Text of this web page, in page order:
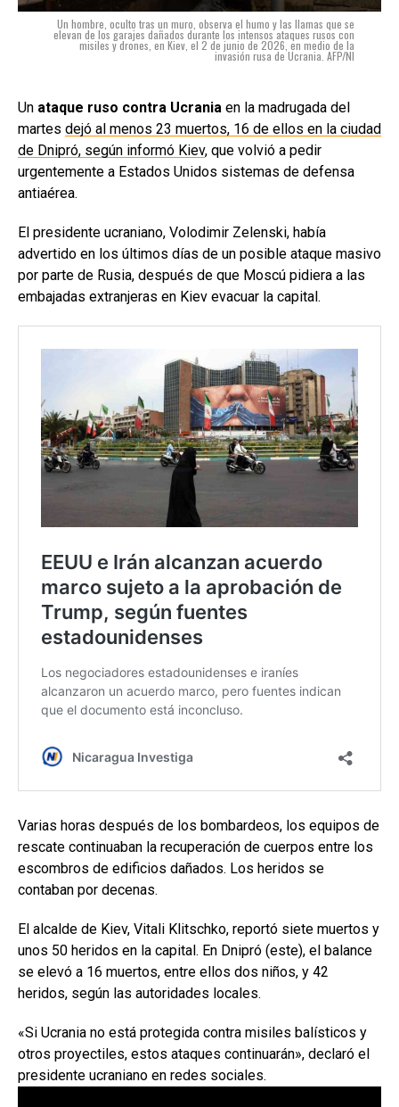
Un hombre, oculto tras un muro, observa el humo y las llamas que se
elevan de los garajes dañados durante los intensos ataques rusos con
misiles y drones, en Kiev, el 2 de junio de 2026, en medio de la
invasión rusa de Ucrania. AFP/NI
Un ataque ruso contra Ucrania en la madrugada del
martes dejó al menos 23 muertos, 16 de ellos en la ciudad
de Dnipró, según informó Kiev, que volvió a pedir
urgentemente a Estados Unidos sistemas de defensa
antiaérea.
El presidente ucraniano, Volodimir Zelenski, había
advertido en los últimos días de un posible ataque masivo
por parte de Rusia, después de que Moscú pidiera a las
embajadas extranjeras en Kiev evacuar la capital.
Varias horas después de los bombardeos, los equipos de
rescate continuaban la recuperación de cuerpos entre los
escombros de edificios dañados. Los heridos se
contaban por decenas.
El alcalde de Kiev, Vitali Klitschko, reportó siete muertos y
unos 50 heridos en la capital. En Dnipró (este), el balance
se elevó a 16 muertos, entre ellos dos niños, y 42
heridos, según las autoridades locales.
«Si Ucrania no está protegida contra misiles balísticos y
otros proyectiles, estos ataques continuarán», declaró el
presidente ucraniano en redes sociales.